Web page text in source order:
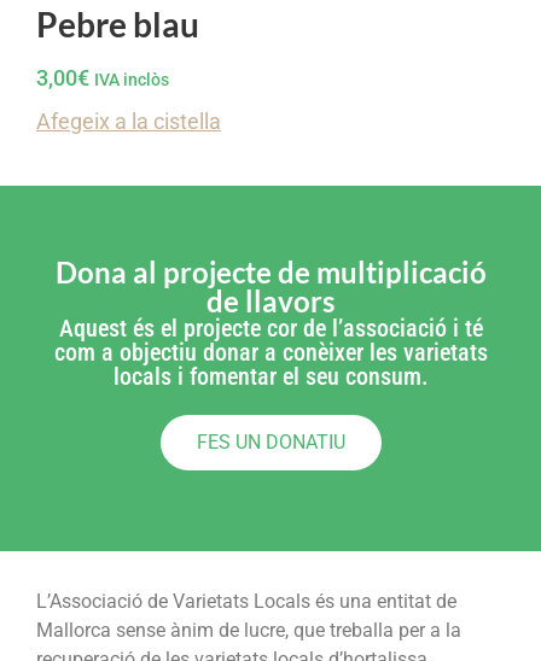
Pebre blau
3,00€ IVA inclòs
Afegeix a la cistella
Dona al projecte de multiplicació
de llavors
Aquest és el projecte cor de l’associació i té
com a objectiu donar a conèixer les varietats
locals i fomentar el seu consum.
FES UN DONATIU
L’Associació de Varietats Locals és una entitat de
Mallorca sense ànim de lucre, que treballa per a la